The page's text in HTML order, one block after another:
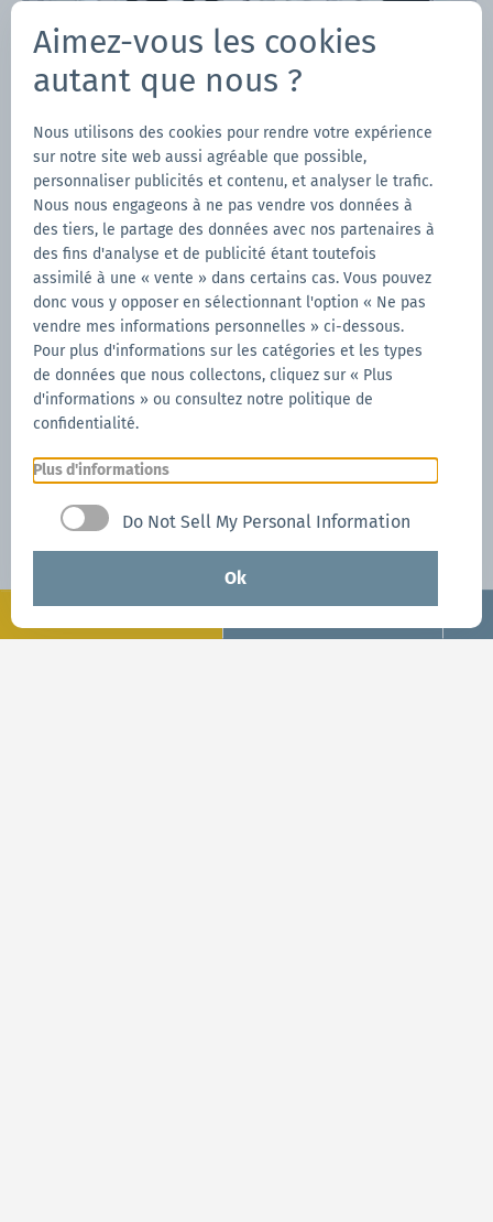
Pour la Série 1
uniquement
Série 1.Une tente pliante unique comme
vous. La numéro 1 des tentes pliantes.Vos
souhaits exaucés en termes de qualité et de
personnalisation
Dispositif de drapeau
Aimez-vous les cookies
autant que nous ?
Nous utilisons des cookies pour rendre votre expérience
sur notre site web aussi agréable que possible,
personnaliser publicités et contenu, et analyser le trafic.
Nous nous engageons à ne pas vendre vos données à
des tiers, le partage des données avec nos partenaires à
des fins d'analyse et de publicité étant toutefois
assimilé à une « vente » dans certains cas. Vous pouvez
donc vous y opposer en sélectionnant l'option « Ne pas
vendre mes informations personnelles » ci-dessous.
Pour plus d'informations sur les catégories et les types
de données que nous collectons, cliquez sur « Plus
d'informations » ou consultez notre politique de
confidentialité.
Plus d'informations
Do Not Sell My Personal Information
Ok
Configuration
Demander maintenant